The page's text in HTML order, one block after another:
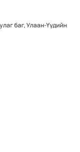
баг, Улаан-Үүдийн